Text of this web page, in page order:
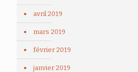
avril 2019
mars 2019
février 2019
janvier 2019